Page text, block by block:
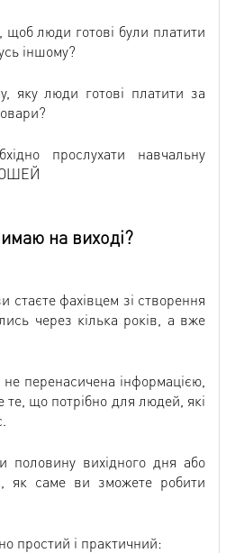
щоб люди готові були платити
іншому?
яку люди готові платити за
прослухати навчальну
на виході?
фахівцем зі створення
через кілька років, а вже
перенасичена інформацією,
що потрібно для людей, які
половину вихідного дня або
як саме ви зможете робити
простий і практичний: